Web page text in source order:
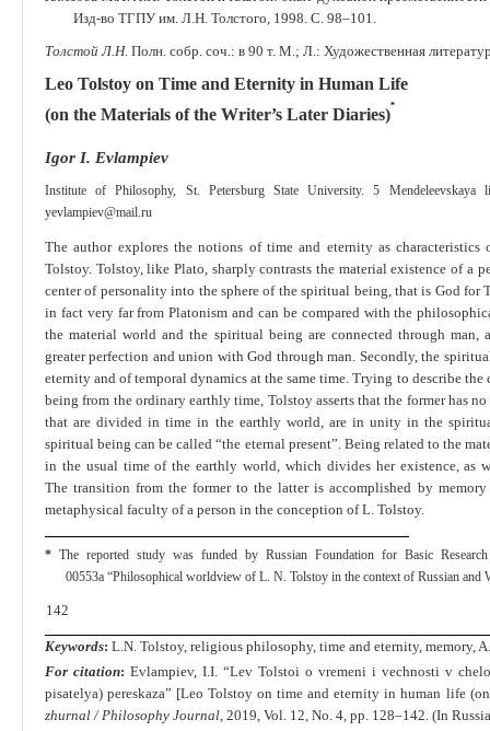
Изд-во ТГПУ им. Л.Н. Толстого, 1998. С. 98‒101.
Толстой Л.Н. Полн. собр. соч.: в 90 т. М.; Л.: Художественная
Leo Tolstoy on Time and Eternity in Human Life
(on the Materials of the Writer’s Later Diaries)*
Igor I. Evlampiev
Institute of Philosophy, St. Petersburg State University. 5 Mendeleevskaya
yevlampiev@mail.ru
The author explores the notions of time and eternity as
Tolstoy. Tolstoy, like Plato, sharply contrasts the material existence of a
center of personal­ity into the sphere of the spiritual being, that is God for
in fact very far from Platonism and can be compared with the
the material world and the spiritual being are connected through
greater perfection and union with God through man. Secondly, the
eternity and of temporal dy­namics at the same time. Trying to describe
being from the ordinary earthly time, Tolstoy asserts that the former has
that are divided in time in the earthly world, are in unity in the
spiritual being can be called “the eternal present”. Being related to the
in the usual time of the earthly world, which divides her existence, as
The transition from the former to the latter is accomplished by
metaphysical faculty of a person in the conception of L. Tolstoy.
* The reported study was funded by Russian Foundation for Basic
00553а“Philosophical worldview of L. N. Tolstoy in the context of Russian
142
Keywords: L.N. Tolstoy, religious philosophy, time and eternity, memory,
For citation: Evlampiev, I.I. “Lev Tolstoi o vremeni i vechnosti v
pisatelya) pereskaza” [Leo Tolstoy on time and eter­nity in human life
zhurnal / Philosophy Journal, 2019, Vol. 12, No. 4, pp. 128‒142. (In